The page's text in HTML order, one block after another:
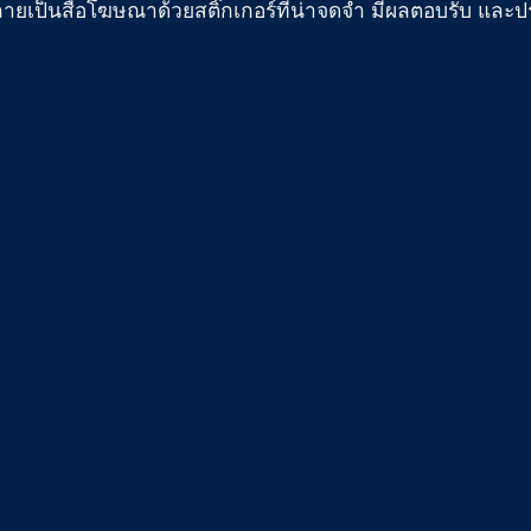
ยเป็นสื่อโฆษณาด้วยสติ๊กเกอร์ที่น่าจดจำ มีผลตอบรับ และ